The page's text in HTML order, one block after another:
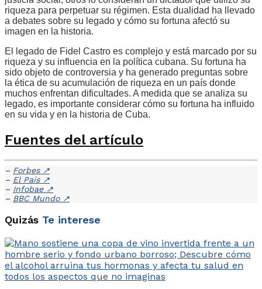
riqueza para perpetuar su régimen. Esta dualidad ha llevado
a debates sobre su legado y cómo su fortuna afectó su
imagen en la historia.
El legado de Fidel Castro es complejo y está marcado por su
riqueza y su influencia en la política cubana. Su fortuna ha
sido objeto de controversia y ha generado preguntas sobre
la ética de su acumulación de riqueza en un país donde
muchos enfrentan dificultades. A medida que se analiza su
legado, es importante considerar cómo su fortuna ha influido
en su vida y en la historia de Cuba.
Fuentes del artículo
– Forbes ↗
– El País ↗
– Infobae ↗
– BBC Mundo ↗
Quizás Te interese